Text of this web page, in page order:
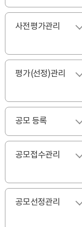
사전평가관리
평가(선정)관리
공모 등록
공모접수관리
공모선정관리